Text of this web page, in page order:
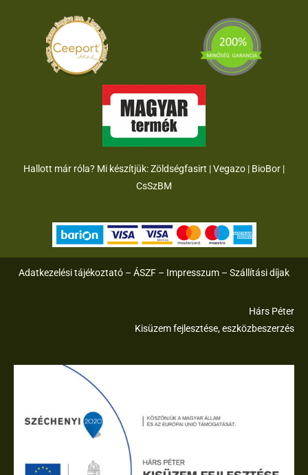
Hallott már róla? Mi készítjük:Zöldségfasirt |Vegazo | BioBor |
CsSzBM
Adatkezelési tájékoztató – ÁSZF – Impresszum – Szállítási díjak
Hárs Péter
Kisüzem fejlesztése, eszközbeszerzés